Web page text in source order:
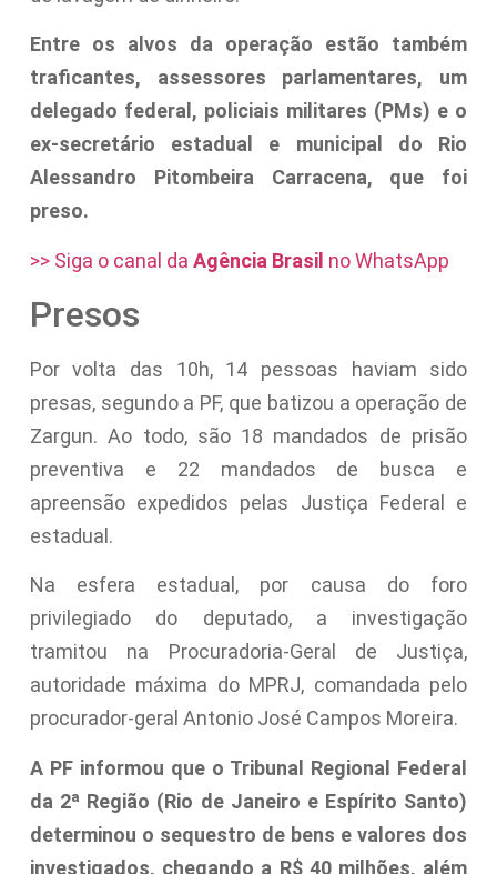
Entre os alvos da operação estão também
traficantes, assessores parlamentares, um
delegado federal, policiais militares (PMs) e o
ex-secretário estadual e municipal do Rio
Alessandro Pitombeira Carracena, que foi
preso.
>> Siga o canal da Agência Brasil no WhatsApp
Presos
Por volta das 10h, 14 pessoas haviam sido
presas, segundo a PF, que batizou a operação de
Zargun. Ao todo, são 18 mandados de prisão
preventiva e 22 mandados de busca e
apreensão expedidos pelas Justiça Federal e
estadual.
Na esfera estadual, por causa do foro
privilegiado do deputado, a investigação
tramitou na Procuradoria-Geral de Justiça,
autoridade máxima do MPRJ, comandada pelo
procurador-geral Antonio José Campos Moreira.
A PF informou que o Tribunal Regional Federal
da 2ª Região (Rio de Janeiro e Espírito Santo)
determinou o sequestro de bens e valores dos
investigados, chegando a R$ 40 milhões, além